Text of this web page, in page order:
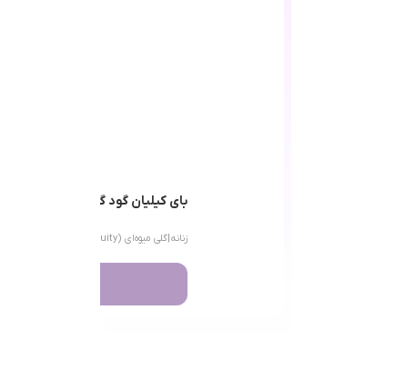
بای کیلیان گود گرل گان بد (By Kilian Good Girl Gone Bad)
زنانه|گلی میوه‌ای (Floral Fruity)